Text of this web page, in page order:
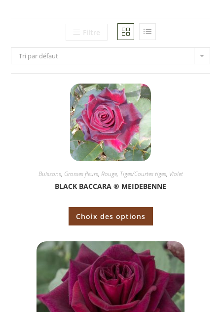
Filtre
Tri par défaut
Buissons, Grosses fleurs, Rouge, Tiges/Courtes tiges, Violet
BLACK BACCARA ® MEIDEBENNE
Choix des options